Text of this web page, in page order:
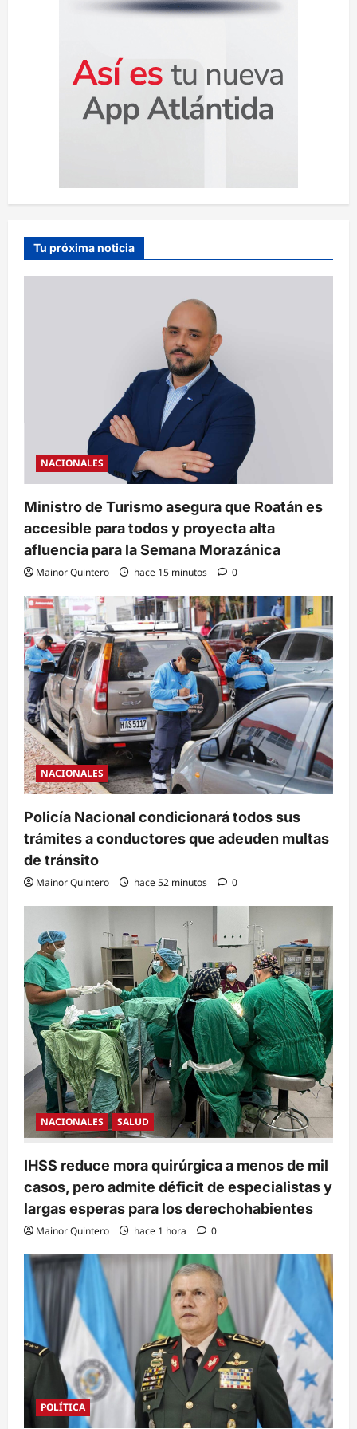
Tu próxima noticia
NACIONALES
Ministro de Turismo asegura que Roatán es
accesible para todos y proyecta alta
afluencia para la Semana Morazánica
Mainor Quintero hace 15 minutos 0
NACIONALES
Policía Nacional condicionará todos sus
trámites a conductores que adeuden multas
de tránsito
Mainor Quintero hace 52 minutos 0
NACIONALES SALUD
IHSS reduce mora quirúrgica a menos de mil
casos, pero admite déficit de especialistas y
largas esperas para los derechohabientes
Mainor Quintero hace 1 hora 0
POLÍTICA